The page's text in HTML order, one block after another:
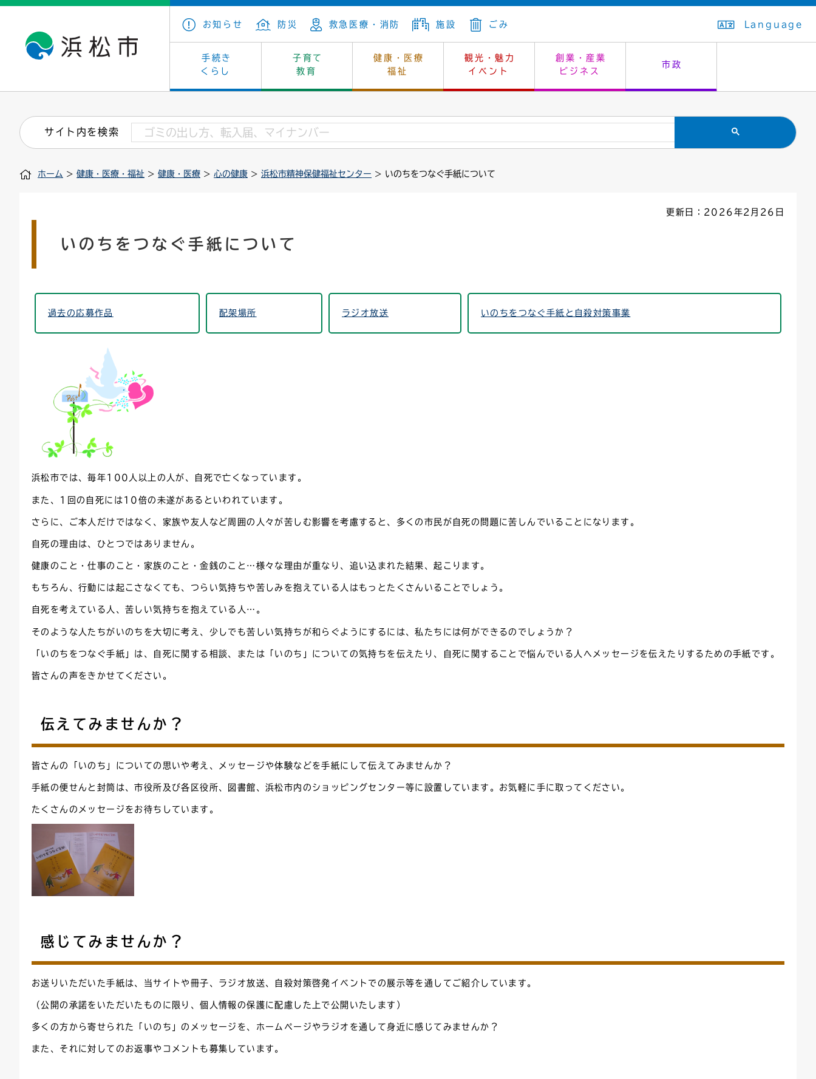
お知らせ 防災 救急医療・消防 施設 ごみ Language
手続き
くらし
子育て
教育
健康・医療
福祉
観光・魅力
イベント
創業・産業
ビジネス
市政
戸籍・住民の手続き 保険・年金 上下水道 生活排水
住まい・建築 墓地・斎場 消費生活 市民安全
税金 法人税 環境
連絡ごみ ごみカレンダー
子育て・青少年・若者 教育 生涯学習 教育委員会
看護専門学校 学級閉鎖 幼稚園一覧 入学式・卒業式
小学校一覧 中学校一覧
健康・医療 福祉 休日当番医 救急・夜間診療
介護保険 保健所 感染症
文化・芸術 文化財 レジャー・スポーツ 施設予約（まつぼっくり）
浜松・浜名湖だいすきネット はじめよう、ハマライフ はたちの集い
産業振興 カーボンニュートラル 土地 指定管理者制度
発注情報(入札・契約) 福祉・介護 環境対策 公共事業の技術監理
募集 雇用・就労 企業立地
市の概要 庁舎案内 市長の部屋 議会
外郭団体 統計 選挙 オープンデータ
職員採用 市有財産 例規・公示
ユニバーサルデザイン 広報はままつ
サイト内を検索
ホーム > 健康・医療・福祉 > 健康・医療 > 心の健康 > 浜松市精神保健福祉センター > いのちをつなぐ手紙について
更新日：2026年2月26日
いのちをつなぐ手紙について
過去の応募作品 配架場所 ラジオ放送 いのちをつなぐ手紙と自殺対策事業
浜松市では、毎年100人以上の人が、自死で亡くなっています。
また、1回の自死には10倍の未遂があるといわれています。
さらに、ご本人だけではなく、家族や友人など周囲の人々が苦しむ影響を考慮すると、多くの市民が自死の問題に苦しんでいることになります。
自死の理由は、ひとつではありません。
健康のこと・仕事のこと・家族のこと・金銭のこと…様々な理由が重なり、追い込まれた結果、起こります。
もちろん、行動には起こさなくても、つらい気持ちや苦しみを抱えている人はもっとたくさんいることでしょう。
自死を考えている人、苦しい気持ちを抱えている人…。
そのような人たちがいのちを大切に考え、少しでも苦しい気持ちが和らぐようにするには、私たちには何ができるのでしょうか？
「いのちをつなぐ手紙」は、自死に関する相談、または「いのち」についての気持ちを伝えたり、自死に関することで悩んでいる人へメッセージを伝えたりするための手紙です。
皆さんの声をきかせてください。
伝えてみませんか？
皆さんの「いのち」についての思いや考え、メッセージや体験などを手紙にして伝えてみませんか？
手紙の便せんと封筒は、市役所及び各区役所、図書館、浜松市内のショッピングセンター等に設置しています。お気軽に手に取ってください。
たくさんのメッセージをお待ちしています。
感じてみませんか？
お送りいただいた手紙は、当サイトや冊子、ラジオ放送、自殺対策啓発イベントでの展示等を通してご紹介しています。
（公開の承諾をいただいたものに限り、個人情報の保護に配慮した上で公開いたします）
多くの方から寄せられた「いのち」のメッセージを、ホームページやラジオを通して身近に感じてみませんか？
また、それに対してのお返事やコメントも募集しています。